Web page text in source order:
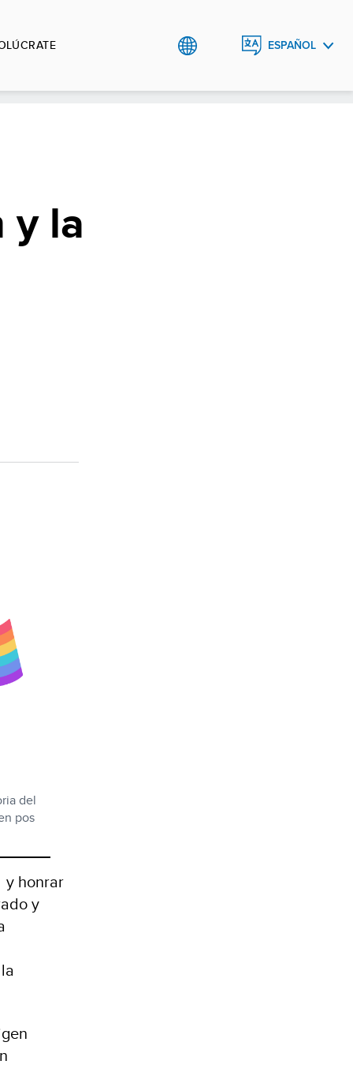
ESPAÑOL
la
del
pos
y honrar
y